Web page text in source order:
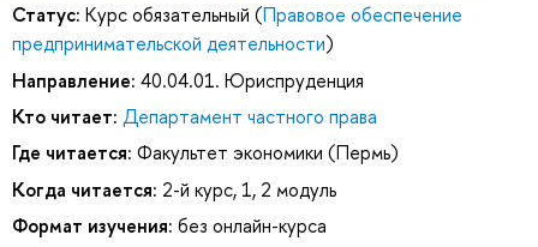
Статус: Курс обязательный (Правовое обеспечение
предпринимательской деятельности)
Направление: 40.04.01. Юриспруденция
Кто читает: Департамент частного права
Где читается: Факультет экономики (Пермь)
Когда читается: 2-й курс, 1, 2 модуль
Формат изучения: без онлайн-курса